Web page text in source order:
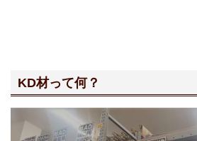
KD材って何？